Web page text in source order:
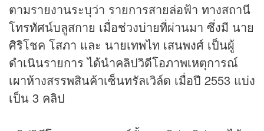
ตามรายงานระบุว่า รายการสายล่อฟ้า ทางสถานี
โทรทัศน์บลูสกาย เมื่อช่วงบ่ายที่ผ่านมา ซึ่งมี นาย
ศิริโชค โสภา และ นายเทพไท เสนพงศ์ เป็นผู้
ดำเนินรายการ ได้นำคลิปวิดีโอภาพเหตุการณ์
เผาห้างสรรพสินค้าเซ็นทรัลเวิล์ด เมื่อปี 2553 แบ่ง
เป็น 3 คลิป